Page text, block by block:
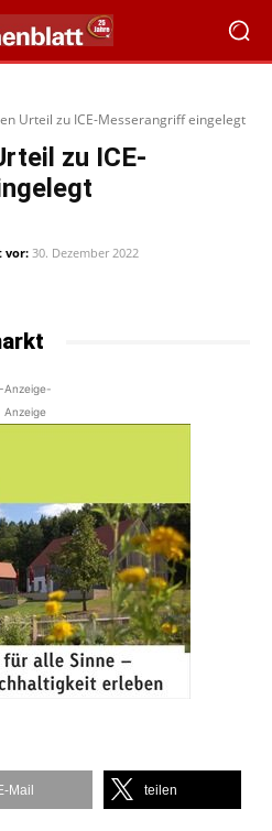
Urteil zu ICE-Messerangriff eingelegt
zu ICE-
vor:30. Dezember 2022
-Anzeige-
Anzeige
Mail teilen